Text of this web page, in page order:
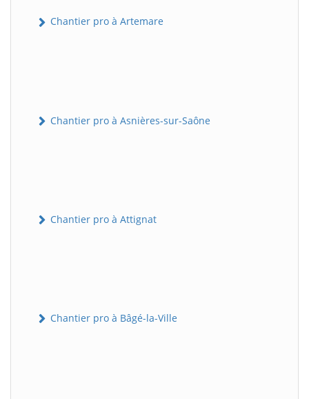
Chantier pro à Artemare
Chantier pro à Asnières-sur-Saône
Chantier pro à Attignat
Chantier pro à Bâgé-la-Ville